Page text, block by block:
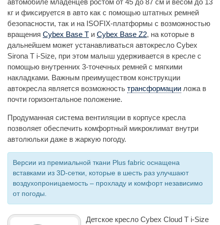
кг и фиксируется в авто как с помощью штатных ремней
безопасности, так и на ISOFIX-платформы с возможностью
вращения Cybex Base T и Cybex Base Z2, на которые в
дальнейшем может устанавливаться автокресло Cybex
Sirona T i-Size, при этом малыш удерживается в кресле с
помощью внутренних 3-точечных ремней с мягкими
накладками. Важным преимуществом конструкции
автокресла является возможность трансформации ложа в
почти горизонтальное положение.
Продуманная система вентиляции в корпусе кресла
позволяет обеспечить комфортный микроклимат внутри
автолюльки даже в жаркую погоду.
Версии из премиальной ткани Plus fabric оснащена
вставками из 3D-сетки, которые в шесть раз улучшают
воздухопроницаемость – прохладу и комфорт независимо
от погоды.
Детское кресло Cybex Cloud T i-Size